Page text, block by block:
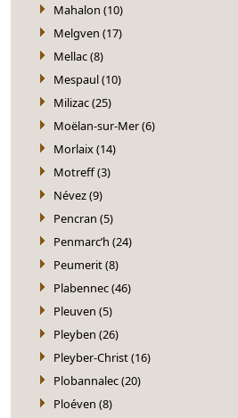
Mahalon (10)
Melgven (17)
Mellac (8)
Mespaul (10)
Milizac (25)
Moëlan-sur-Mer (6)
Morlaix (14)
Motreff (3)
Névez (9)
Pencran (5)
Penmarc’h (24)
Peumerit (8)
Plabennec (46)
Pleuven (5)
Pleyben (26)
Pleyber-Christ (16)
Plobannalec (20)
Ploéven (8)